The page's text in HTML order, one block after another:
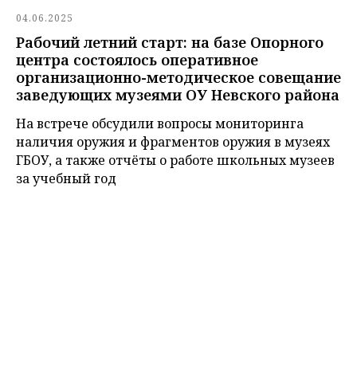
04.06.2025
Рабочий летний старт: на базе Опорного
центра состоялось оперативное
организационно-методическое совещание
заведующих музеями ОУ Невского района
На встрече обсудили вопросы мониторинга
наличия оружия и фрагментов оружия в музеях
ГБОУ, а также отчёты о работе школьных музеев
за учебный год